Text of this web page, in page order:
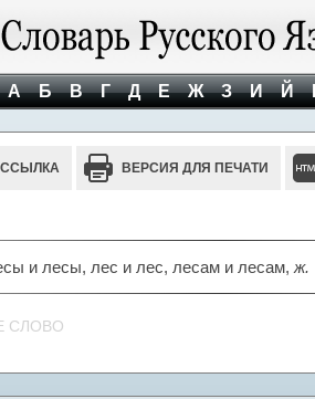
А Б В Г Д Е Ж З И Й
ССЫЛКА ВЕРСИЯ ДЛЯ ПЕЧАТИ
и лесы, лес и лес, лесам и лесам, ж.
СЛОВО